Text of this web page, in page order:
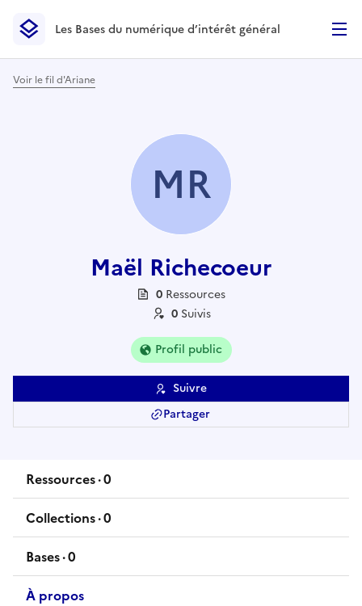
Les Bases du numérique d’intérêt général- Retour à la
Les Bases du numérique d’intérêt général
Voir le fil d'Ariane
MR
Maël Richecoeur
0 Ressources
0 Suivis
Profil public
Suivre
Partager
Ressources·0
ressources
Collections·0
collections
Bases·0
bases
À propos